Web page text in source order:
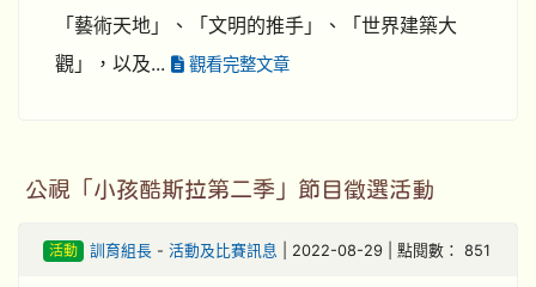
「藝術天地」、「文明的推手」、「世界建築大
觀」，以及...
觀看完整文章
公視「小孩酷斯拉第二季」節目徵選活動
活動 訓育組長- 活動及比賽訊息 | 2022-08-29 | 點閱數： 851